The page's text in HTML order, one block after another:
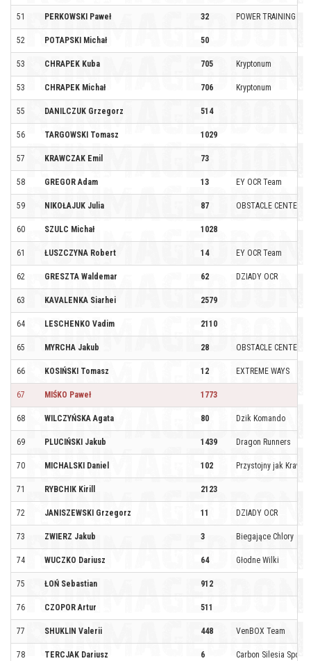
51 PERKOWSKI Paweł 32 POWER TRAINING
52 POTAPSKI Michał 50
53 CHRAPEK Kuba 705 Kryptonum
53 CHRAPEK Michał 706 Kryptonum
55 DANILCZUK Grzegorz 514
56 TARGOWSKI Tomasz 1029
57 KRAWCZAK Emil 73
58 GREGOR Adam 13 EY OCR Team
59 NIKOŁAJUK Julia 87 OBSTACLE CENTER
60 SZULC Michał 1028
61 ŁUSZCZYNA Robert 14 EY OCR Team
62 GRESZTA Waldemar 62 DZIADY OCR
63 KAVALENKA Siarhei 2579
64 LESCHENKO Vadim 2110
65 MYRCHA Jakub 28 OBSTACLE CENTER
66 KOSIŃSKI Tomasz 12 EXTREME WAYS
67 MIŚKO Paweł 1773
68 WILCZYŃSKA Agata 80 Dzik Komando
69 PLUCIŃSKI Jakub 1439 Dragon Runners
70 MICHALSKI Daniel 102 Przystojny jak
71 RYBCHIK Kirill 2123
72 JANISZEWSKI Grzegorz 11 DZIADY OCR
73 ZWIERZ Jakub 3 Biegające Chlory
74 WUCZKO Dariusz 64 Głodne Wilki
75 ŁOŃ Sebastian 912
76 CZOPOR Artur 511
77 SHUKLIN Valerii 448 VenBOX Team
78 TERCJAK Dariusz 6 Carbon Silesia Sport